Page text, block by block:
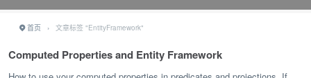
首页 › 文章标签 "EntityFramework"
Computed Properties and Entity Framework